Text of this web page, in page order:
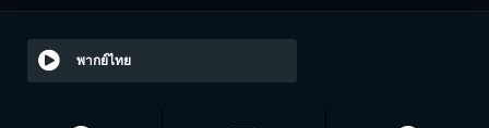
พากย์ไทย